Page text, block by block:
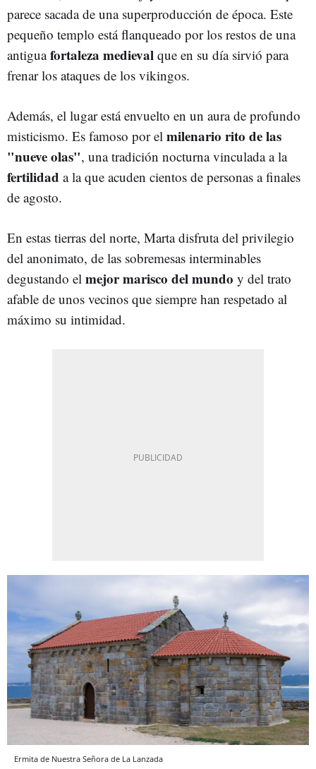
parece sacada de una superproducción de época. Este
pequeño templo está flanqueado por los restos de una
antiguafortaleza medieval que en su día sirvió para
frenar los ataques de los vikingos.
Además, el lugar está envuelto en un aura de profundo
misticismo. Es famoso por el milenario rito de las
"nueve olas", una tradición nocturna vinculada a la
fertilidad a la que acuden cientos de personas a finales
de agosto.
En estas tierras del norte, Marta disfruta del privilegio
del anonimato, de las sobremesas interminables
degustando el mejor marisco del mundo y del trato
afable de unos vecinos que siempre han respetado al
máximo su intimidad.
Ermita de Nuestra Señora de La Lanzada